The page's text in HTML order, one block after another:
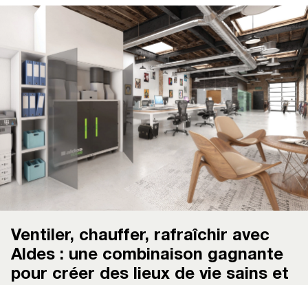
Ventiler, chauffer, rafraîchir avec
Aldes : une combinaison gagnante
pour créer des lieux de vie sains et